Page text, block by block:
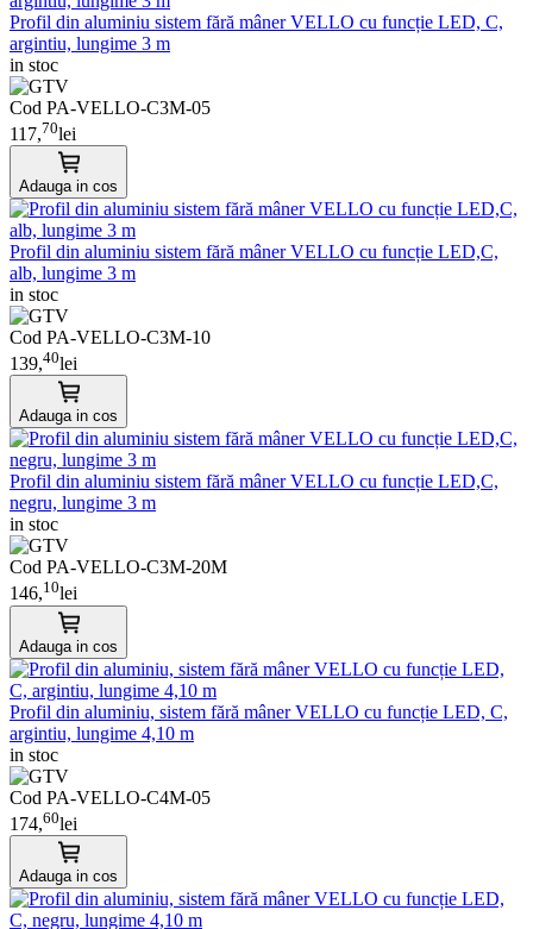
Profil din aluminiu sistem fără mâner VELLO cu funcție LED, C,
argintiu, lungime 3 m
in stoc
Cod PA-VELLO-C3M-05
117,70lei
Adauga in cos
Profil din aluminiu sistem fără mâner VELLO cu funcție LED,C,
alb, lungime 3 m
in stoc
Cod PA-VELLO-C3M-10
139,40lei
Adauga in cos
Profil din aluminiu sistem fără mâner VELLO cu funcție LED,C,
negru, lungime 3 m
in stoc
Cod PA-VELLO-C3M-20M
146,10lei
Adauga in cos
Profil din aluminiu, sistem fără mâner VELLO cu funcție LED, C,
argintiu, lungime 4,10 m
in stoc
Cod PA-VELLO-C4M-05
174,60lei
Adauga in cos